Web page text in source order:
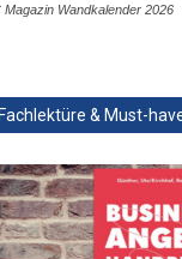
Magazin Wandkalender 2026
& Must-